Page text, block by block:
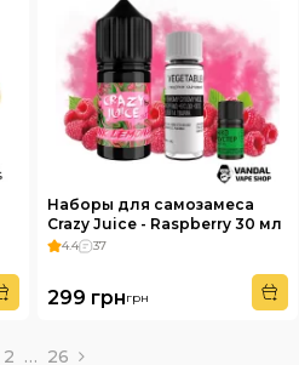
Наборы для самозамеса
Crazy Juice - Raspberry 30 мл
65 мг
4.4 37
299 грнгрн
2 … 26